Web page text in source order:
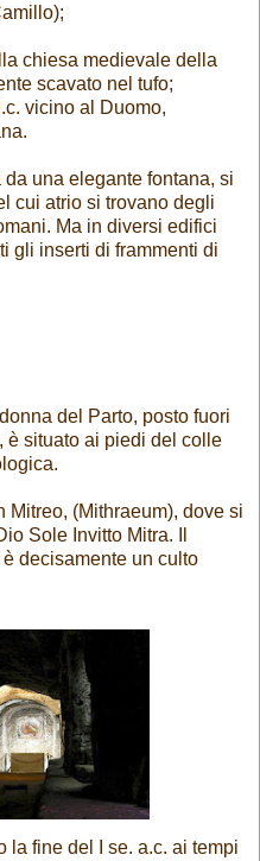
chiesa medievale della
scavato nel tufo;
vicino al Duomo,
una elegante fontana, si
cui atrio si trovano degli
Ma in diversi edifici
gli inserti di frammenti di
del Parto, posto fuori
è situato ai piedi del colle
Mitreo, (Mithraeum), dove si
Sole Invitto Mitra. Il
decisamente un culto
la fine del I se. a.c. ai tempi